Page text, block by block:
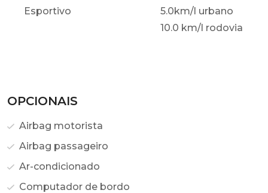
Esportivo
5.0km/l urbano
10.0 km/l rodovia
OPCIONAIS
Airbag motorista
Airbag passageiro
Ar-condicionado
Computador de bordo